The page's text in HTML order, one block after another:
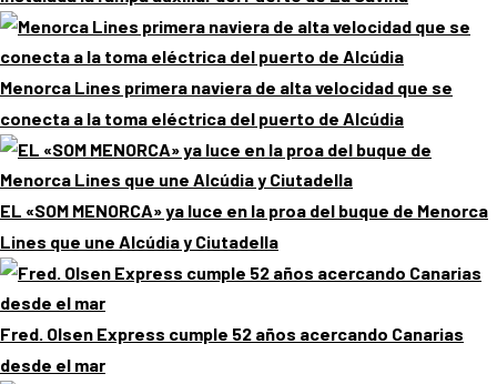
Menorca Lines primera naviera de alta velocidad que se
conecta a la toma eléctrica del puerto de Alcúdia
EL «SOM MENORCA» ya luce en la proa del buque de Menorca
Lines que une Alcúdia y Ciutadella
Fred. Olsen Express cumple 52 años acercando Canarias
desde el mar